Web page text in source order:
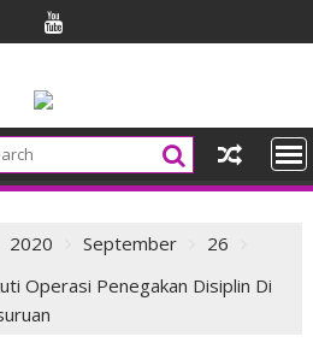
2020 September
26
Operasi Penegakan Disiplin Di